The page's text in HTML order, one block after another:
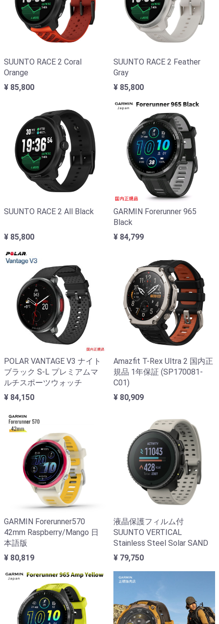
SUUNTO RACE 2 Coral
Orange
¥ 85,800
SUUNTO RACE 2 Feather
Gray
¥ 85,800
SUUNTO RACE 2 All Black
¥ 85,800
GARMIN Forerunner 965
Black
¥ 84,799
POLAR VANTAGE V3 ナイト
ブラック S-L プレミアムマ
ルチスポーツウォッチ
¥ 84,150
Amazfit T-Rex Ultra 2 国内正
規品 1年保証 (SP170081-
C01)
¥ 80,909
GARMIN Forerunner570
42mm Raspberry/Mango 日
本語版
¥ 80,819
液晶保護フィルム付
SUUNTO VERTICAL
Stainless Steel Solar SAND
¥ 79,750